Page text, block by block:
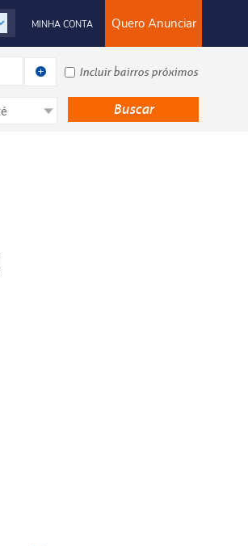
Quero Anunciar
MINHA CONTA
Incluir bairros próximos